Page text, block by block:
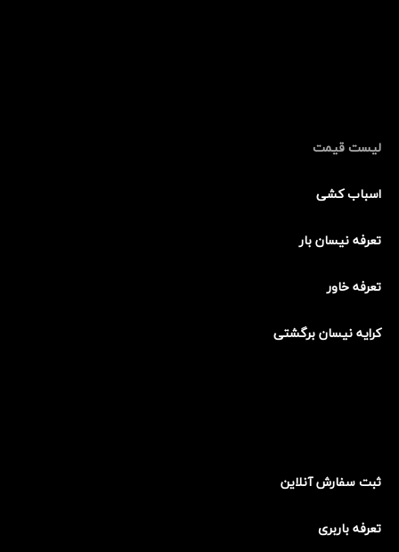
لیست قیمت
اسباب کشی
تعرفه نیسان بار
تعرفه خاور
کرایه نیسان برگشتی
ثبت سفارش آنلاین
تعرفه باربری